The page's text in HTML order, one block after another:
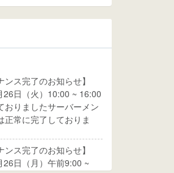
ンス完了のお知らせ】
26日（火）10:00 ~ 16:00
おりましたサーバーメン
正常に完了しておりま
ンス完了のお知らせ】
26日（月）午前9:00 ~